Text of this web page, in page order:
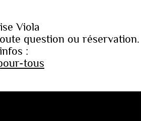
Viola
question ou réservation.
:
tous